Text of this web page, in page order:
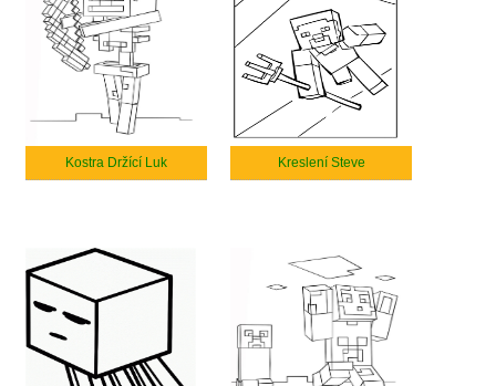
Kostra Držící Luk Kreslení Steve